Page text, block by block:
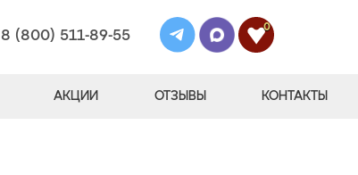
8 (800) 511-89-55
0
АКЦИИ ОТЗЫВЫ КОНТАКТЫ